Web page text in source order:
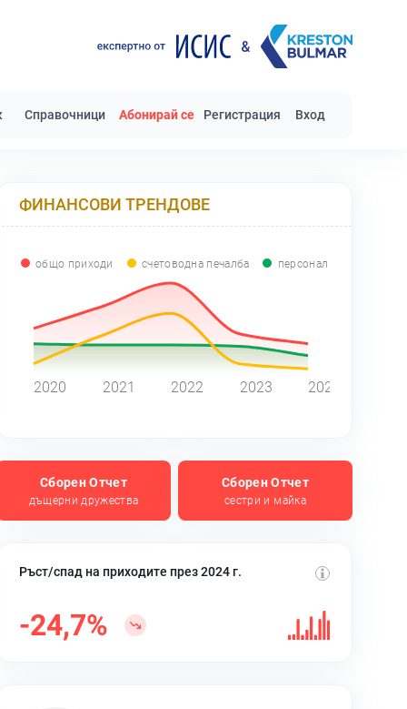
Справочници Абонирай се Регистрация Вход
ФИНАНСОВИ ТРЕНДОВЕ
общо приходи счетоводна печалба персонал
2020 2021 2022 2023 2024
Сборен Отчет
дъщерни дружества
Сборен Отчет
сестри и майка
Ръст/спад на приходите през 2024 г.
-24,7%